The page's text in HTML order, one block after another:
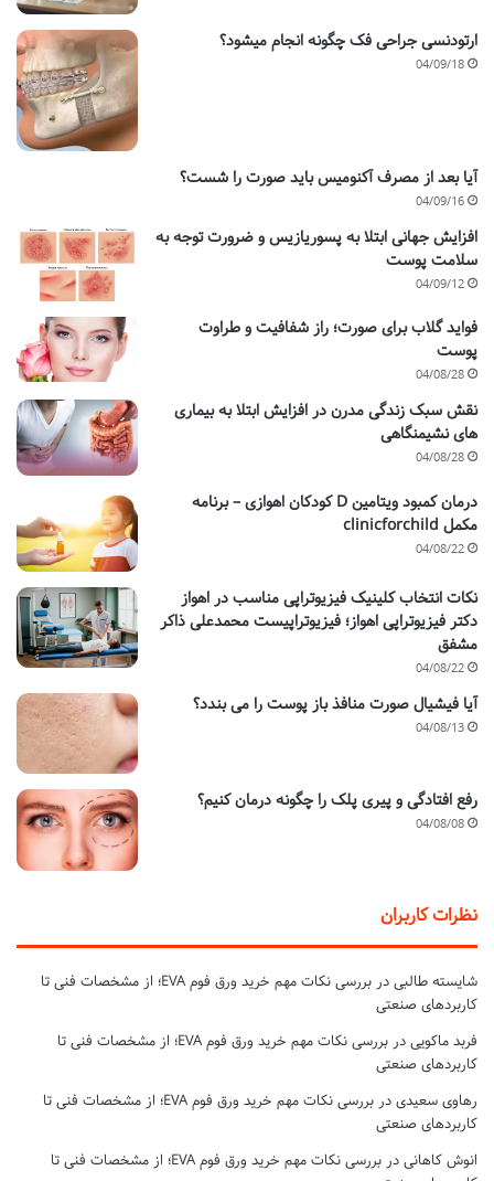
ارتودنسی جراحی فک چگونه انجام میشود؟
04/09/18
آیا بعد از مصرف آکنومیس باید صورت را شست؟
04/09/16
افزایش جهانی ابتلا به پسوریازیس و ضرورت توجه به
سلامت پوست
04/09/12
فواید گلاب برای صورت؛ راز شفافیت و طراوت
پوست
04/08/28
نقش سبک زندگی مدرن در افزایش ابتلا به بیماری
های نشیمنگاهی
04/08/28
درمان کمبود ویتامین D کودکان اهوازی – برنامه
مکمل clinicforchild
04/08/22
نکات انتخاب کلینیک فیزیوتراپی مناسب در اهواز
دکتر فیزیوتراپی اهواز؛ فیزیوتراپیست محمدعلی ذاکر
مشفق
04/08/22
آیا فیشیال صورت منافذ باز پوست را می بندد؟
04/08/13
رفع افتادگی و پیری پلک را چگونه درمان کنیم؟
04/08/08
نظرات کاربران
شایسته طالبی در
بررسی نکات مهم خرید ورق فوم EVA؛ از مشخصات فنی تا
کاربردهای صنعتی
فربد ماکویی در
بررسی نکات مهم خرید ورق فوم EVA؛ از مشخصات فنی تا
کاربردهای صنعتی
رهاوی سعیدی در
بررسی نکات مهم خرید ورق فوم EVA؛ از مشخصات فنی تا
کاربردهای صنعتی
انوش کاهانی در
بررسی نکات مهم خرید ورق فوم EVA؛ از مشخصات فنی تا